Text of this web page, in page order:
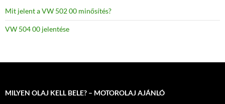
Mit jelent a VW 502 00 minősítés?
VW 504 00 jelentése
MILYEN OLAJ KELL BELE? – MOTOROLAJ AJÁNLÓ